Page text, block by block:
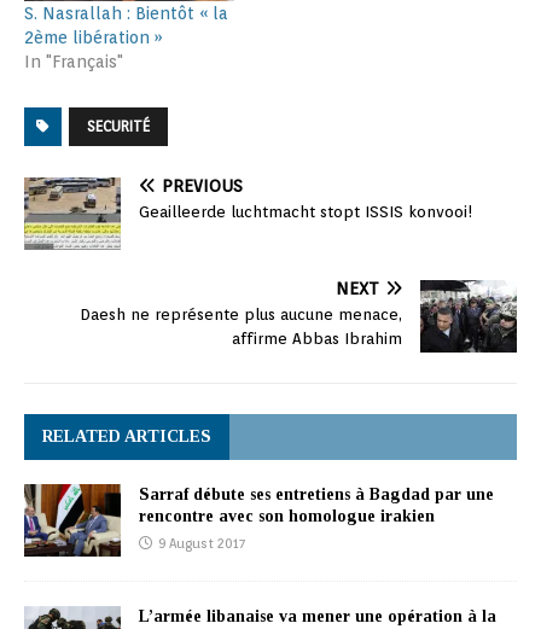
S. Nasrallah : Bientôt « la
2ème libération »
In "Français"
SECURITÉ
PREVIOUS
Geailleerde luchtmacht stopt ISSIS konvooi!
NEXT
Daesh ne représente plus aucune menace,
affirme Abbas Ibrahim
RELATED ARTICLES
Sarraf débute ses entretiens à Bagdad par une
rencontre avec son homologue irakien
9 August 2017
L’armée libanaise va mener une opération à la